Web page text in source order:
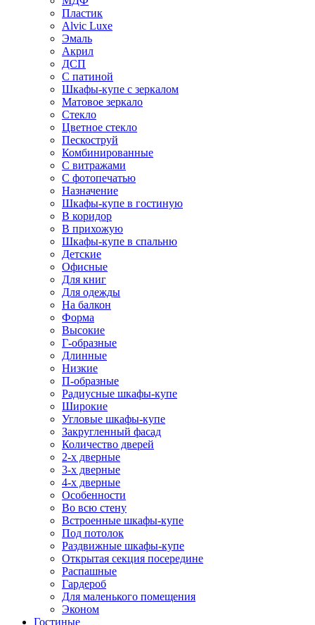
Пластик
Alvic Luxe
Эмаль
Акрил
ДСП
С патиной
Шкафы-купе с зеркалом
Матовое зеркало
Стекло
Цветное стекло
Пескоструй
Комбинированные
С витражами
С фотопечатью
Назначение
Шкафы-купе в гостиную
В коридор
В прихожую
Шкафы-купе в спальню
Детские
Офисные
Для книг
Для одежды
На балкон
Форма
Высокие
Г-образные
Длинные
Низкие
П-образные
Радиусные шкафы-купе
Широкие
Угловые шкафы-купе
Закругленный фасад
Количество дверей
2-х дверные
3-х дверные
4-х дверные
Особенности
Во всю стену
Встроенные шкафы-купе
Под потолок
Раздвижные шкафы-купе
Открытая секция посередине
Распашные
Гардероб
Для маленького помещения
Эконом
Гостиные